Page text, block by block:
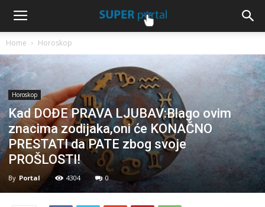
Home Horoskop
Horoskop
Kad DOĐE PRAVA LJUBAV:Blago ovim
znacima zodijaka,oni će KONAČNO
PRESTATI da PATE zbog svoje
PROŠLOSTI!
By Portal 4304 0